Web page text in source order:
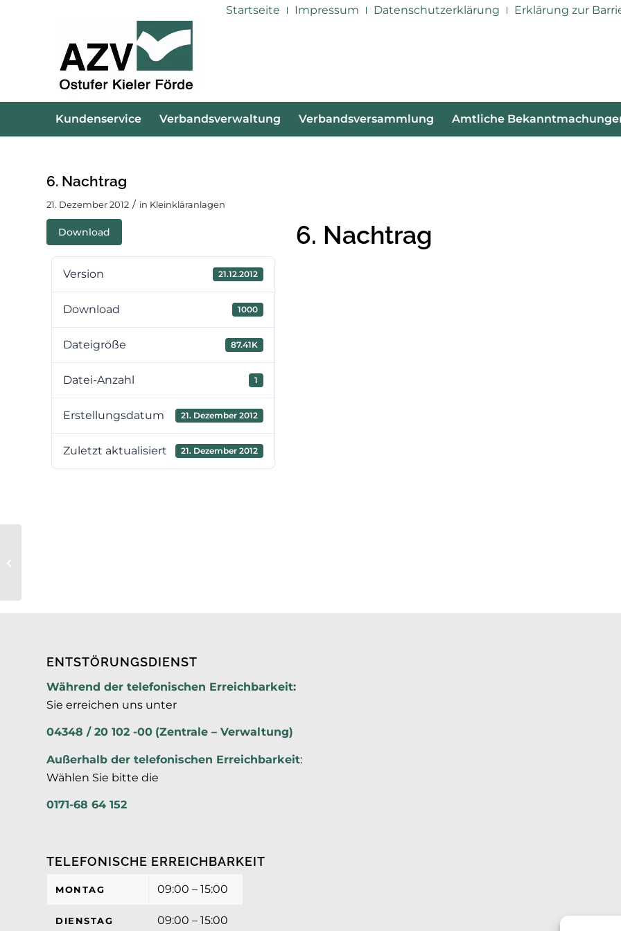
Startseite Impressum Datenschutzerklärung Erklärung zur
Kundenservice Verbandsverwaltung Verbandsversammlung Amtliche
6. Nachtrag
21. Dezember 2012 / in Kleinkläranlagen
Download
Version 21.12.2012
Download 1000
Dateigröße 87.41K
Datei-Anzahl 1
Erstellungsdatum 21. Dezember 2012
Zuletzt aktualisiert 21. Dezember 2012
6. Nachtrag
ENTSTÖRUNGSDIENST
Während der telefonischen Erreichbarkeit:
Sie erreichen uns unter
04348 / 20 102 -00 (Zentrale – Verwaltung)
Außerhalb der telefonischen Erreichbarkeit:
Wählen Sie bitte die
0171-68 64 152
TELEFONISCHE ERREICHBARKEIT
MONTAG 09:00 – 15:00
DIENSTAG 09:00 – 15:00